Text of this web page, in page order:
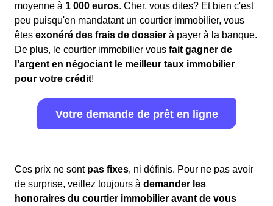
moyenne à 1 000 euros. Cher, vous dites? Et bien c'est
peu puisqu'en mandatant un courtier immobilier, vous
êtes exonéré des frais de dossier à payer à la banque.
De plus, le courtier immobilier vous fait gagner de
l'argent en négociant le meilleur taux immobilier
pour votre crédit!
Votre demande de prêt en ligne
Ces prix ne sont pas fixes, ni définis. Pour ne pas avoir
de surprise, veillez toujours à demander les
honoraires du courtier immobilier avant de vous